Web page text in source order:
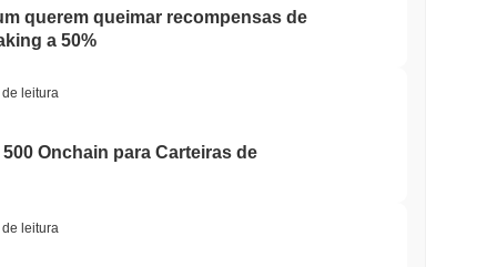
querem queimar recompensas de
a 50%
leitura
Onchain para Carteiras de
leitura